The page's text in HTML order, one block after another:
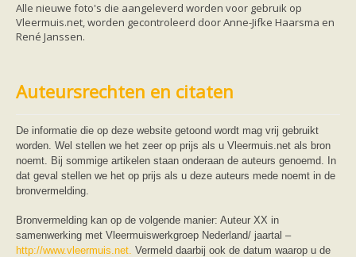
Alle nieuwe foto's die aangeleverd worden voor gebruik op
Vleermuis.net, worden gecontroleerd door Anne-Jifke Haarsma en
René Janssen.
Auteursrechten en citaten
De informatie die op deze website getoond wordt mag vrij gebruikt
worden. Wel stellen we het zeer op prijs als u Vleermuis.net als bron
noemt. Bij sommige artikelen staan onderaan de auteurs genoemd. In
dat geval stellen we het op prijs als u deze auteurs mede noemt in de
bronvermelding.
Bronvermelding kan op de volgende manier: Auteur XX in
samenwerking met Vleermuiswerkgroep Nederland/ jaartal –
http://www.vleermuis.net. Vermeld daarbij ook de datum waarop u de